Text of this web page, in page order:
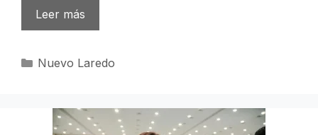
Leer más
Categorías
Nuevo Laredo